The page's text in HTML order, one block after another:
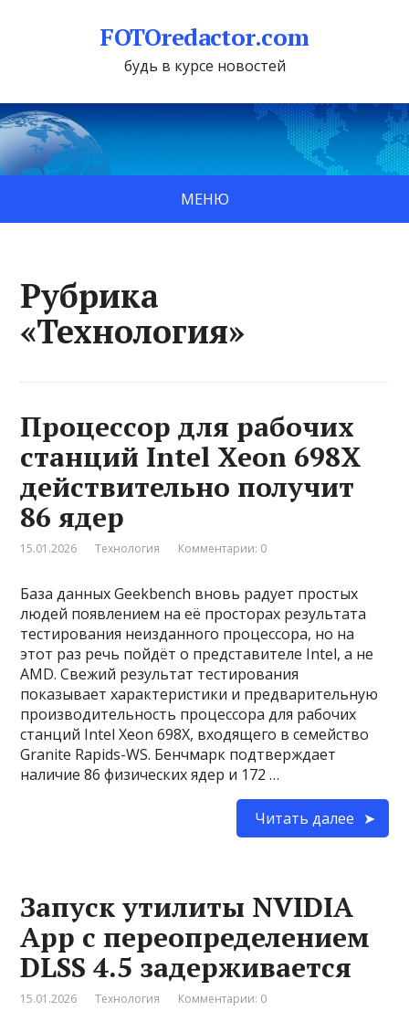
FOTOredactor.com
будь в курсе новостей
МЕНЮ
Рубрика
«Технология»
Процессор для рабочих
станций Intel Xeon 698X
действительно получит
86 ядер
15.01.2026 Технология Комментарии: 0
База данных Geekbench вновь радует простых
людей появлением на её просторах результата
тестирования неизданного процессора, но на
этот раз речь пойдёт о представителе Intel, а не
AMD. Свежий результат тестирования
показывает характеристики и предварительную
производительность процессора для рабочих
станций Intel Xeon 698X, входящего в семейство
Granite Rapids-WS. Бенчмарк подтверждает
наличие 86 физических ядер и 172 …
Читать далее
Запуск утилиты NVIDIA
App с переопределением
DLSS 4.5 задерживается
15.01.2026 Технология Комментарии: 0